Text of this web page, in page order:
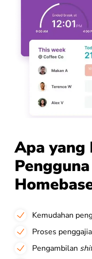
Apa yang
Kemudahan
Proses
Pengambilan